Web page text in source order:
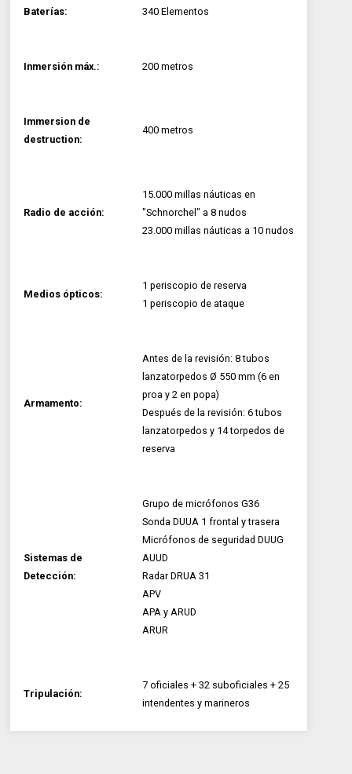
Baterías: 340 Elementos
Inmersión máx.: 200 metros
Immersion de
destruction:
400 metros
Radio de acción:
15.000 millas náuticas en
"Schnorchel" a 8 nudos
23.000 millas náuticas a 10 nudos
Medios ópticos:
1 periscopio de reserva
1 periscopio de ataque
Armamento:
Antes de la revisión: 8 tubos
lanzatorpedos Ø 550 mm (6 en
proa y 2 en popa)
Después de la revisión: 6 tubos
lanzatorpedos y 14 torpedos de
reserva
Sistemas de
Detección:
Grupo de micrófonos G36
Sonda DUUA 1 frontal y trasera
Micrófonos de seguridad DUUG
AUUD
Radar DRUA 31
APV
APA y ARUD
ARUR
Tripulación:
7 oficiales + 32 suboficiales + 25
intendentes y marineros